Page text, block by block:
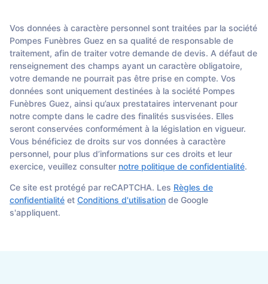
Vos données à caractère personnel sont traitées par la société
Pompes Funèbres Guez en sa qualité de responsable de
traitement, afin de traiter votre demande de devis. A défaut de
renseignement des champs ayant un caractère obligatoire,
votre demande ne pourrait pas être prise en compte. Vos
données sont uniquement destinées à la société Pompes
Funèbres Guez, ainsi qu’aux prestataires intervenant pour
notre compte dans le cadre des finalités susvisées. Elles
seront conservées conformément à la législation en vigueur.
Vous bénéficiez de droits sur vos données à caractère
personnel, pour plus d’informations sur ces droits et leur
exercice, veuillez consulter notre politique de confidentialité.
Ce site est protégé par reCAPTCHA. Les Règles de
confidentialité et Conditions d'utilisation de Google
s'appliquent.